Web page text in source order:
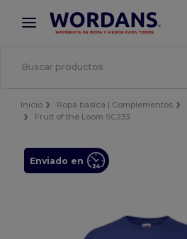
× App de Wordans
¡Mejores precios en app!
Inicio Ropa básica | Complementos
Fruit of the Loom SC233
Enviado en